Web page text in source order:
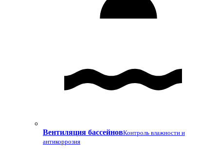
Вентиляция бассейновКонтроль влажности и
антикоррозия